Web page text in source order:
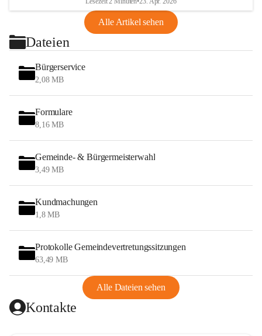
Alle Artikel sehen
Dateien
Bürgerservice
2,08 MB
Formulare
8,16 MB
Gemeinde- & Bürgermeisterwahl
3,49 MB
Kundmachungen
1,8 MB
Protokolle Gemeindevertretungssitzungen
63,49 MB
Alle Dateien sehen
Kontakte